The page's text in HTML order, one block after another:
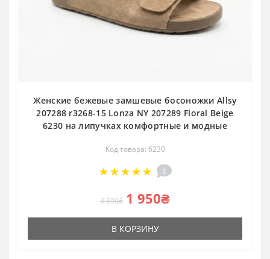
Женские бежевые замшевые босоножки Allsy
207288 r3268-15 Lonza NY 207289 Floral Beige
6230 на липучках комфортные и модные
Код товара: 6230
2
3 590₴ 1 950₴
В КОРЗИНУ